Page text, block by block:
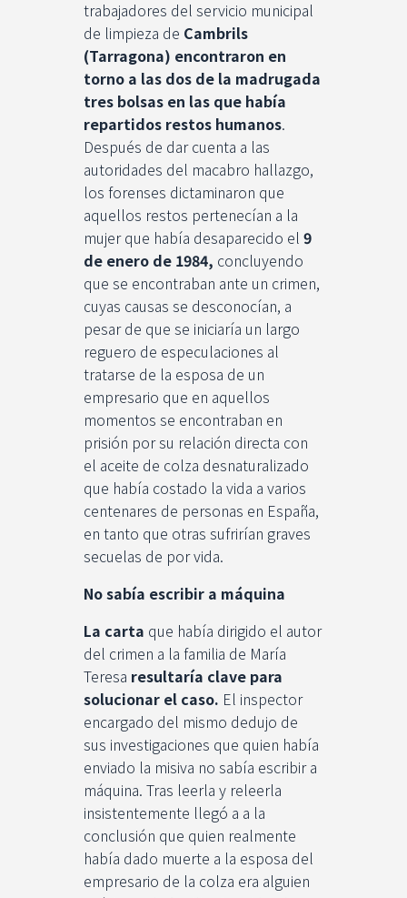
trabajadores del servicio municipal
de limpieza de Cambrils
(Tarragona) encontraron en
torno a las dos de la madrugada
tres bolsas en las que había
repartidos restos humanos.
Después de dar cuenta a las
autoridades del macabro hallazgo,
los forenses dictaminaron que
aquellos restos pertenecían a la
mujer que había desaparecido el 9
de enero de 1984, concluyendo
que se encontraban ante un crimen,
cuyas causas se desconocían, a
pesar de que se iniciaría un largo
reguero de especulaciones al
tratarse de la esposa de un
empresario que en aquellos
momentos se encontraban en
prisión por su relación directa con
el aceite de colza desnaturalizado
que había costado la vida a varios
centenares de personas en España,
en tanto que otras sufrirían graves
secuelas de por vida.
No sabía escribir a máquina
La carta que había dirigido el autor
del crimen a la familia de María
Teresa resultaría clave para
solucionar el caso. El inspector
encargado del mismo dedujo de
sus investigaciones que quien había
enviado la misiva no sabía escribir a
máquina. Tras leerla y releerla
insistentemente llegó a a la
conclusión que quien realmente
había dado muerte a la esposa del
empresario de la colza era alguien